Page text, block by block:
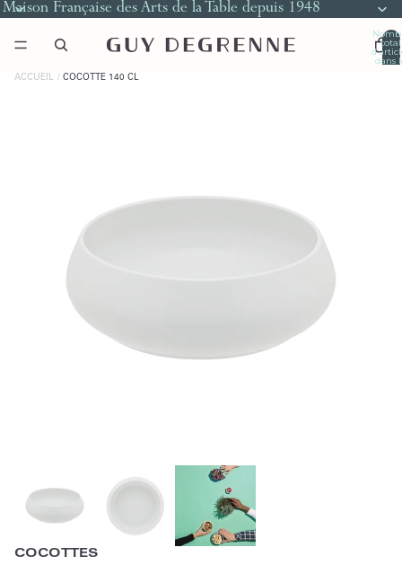
Maison Française des Arts de la Table depuis 1948
total
dans
ACCUEIL COCOTTE 140 CL
COCOTTES